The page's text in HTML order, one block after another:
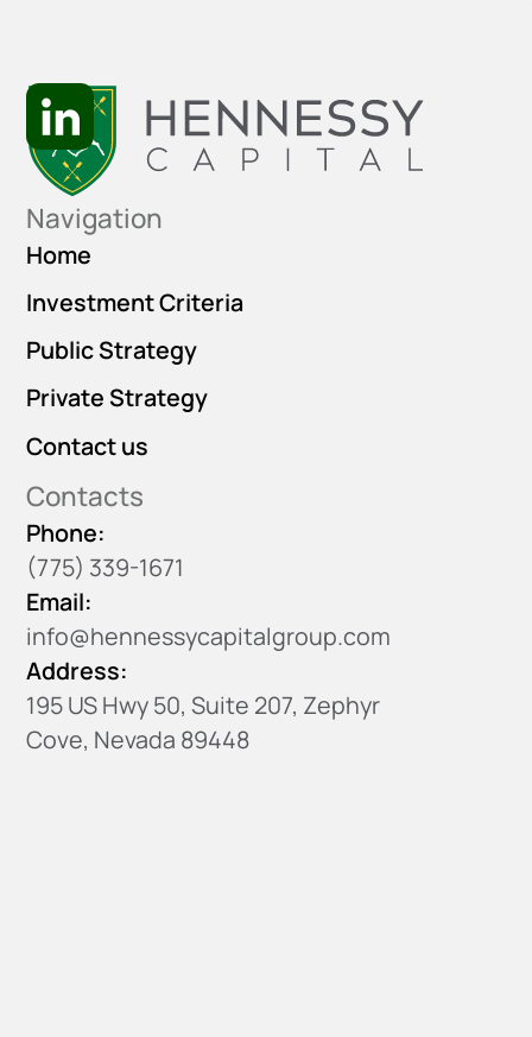
Navigation
Home
Investment Criteria
Public Strategy
Private Strategy
Contact us
Contacts
Phone:
(775) 339-1671
Email:
info@hennessycapitalgroup.com
Address:
195 US Hwy 50, Suite 207, Zephyr
Cove, Nevada 89448